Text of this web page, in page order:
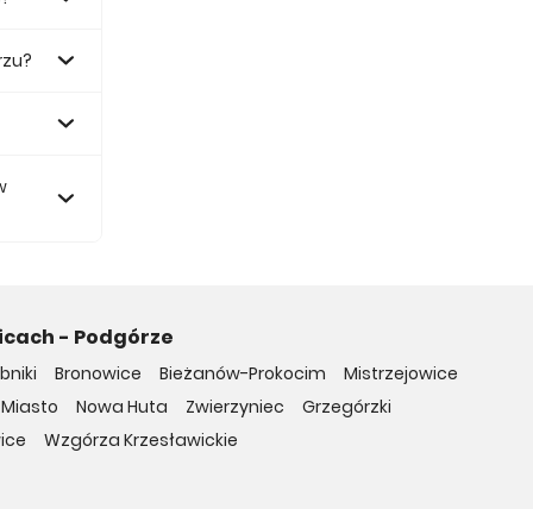
- Podgórze
Bronowice Bieżanów-Prokocim
Mistrzejowice
Nowa Huta Zwierzyniec
Grzegórzki
Wzgórza Krzesławickie